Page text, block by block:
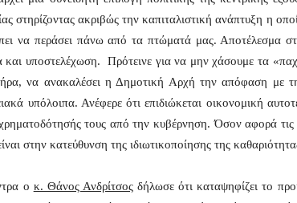
στηρίζοντας ακριβώς την καπιταλιστική ανάπτυξη η
να περάσει πάνω από τα πτώματά μας. Αποτέλεσμα
και υποστελέχωση. Πρότεινε για να μην χάσουμε τα
να ανακαλέσει η Δημοτική Αρχή την απόφαση με
υπόλοιπα. Ανέφερε ότι επιδιώκεται οικονομική
τους από την κυβέρνηση. Όσον αφορά
στην κατεύθυνση της ιδιωτικοποίησης της
ο κ. Θάνος Ανδρίτσοςδήλωσε ότι καταψηφίζει το